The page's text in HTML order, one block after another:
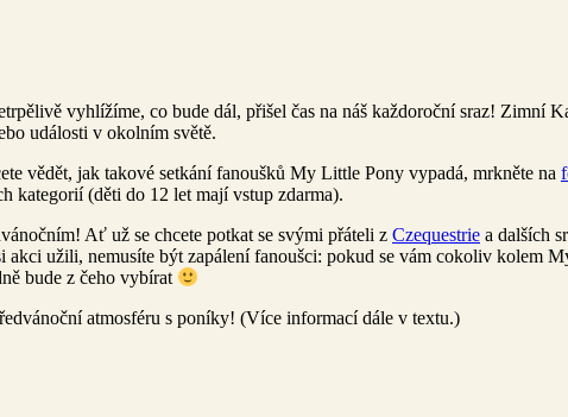
vyhlížíme, co bude dál, přišel čas na náš každoroční sraz! Zimní
události v okolním světě.
vědět, jak takové setkání fanoušků My Little Pony vypadá, mrkněte na
kategorií (děti do 12 let mají vstup zdarma).
Ať už se chcete potkat se svými přáteli z Czequestrie a dalších
akci užili, nemusíte být zapálení fanoušci: pokud se vám cokoliv kolem
bude z čeho vybírat
atmosféru s poníky! (Více informací dále v textu.)